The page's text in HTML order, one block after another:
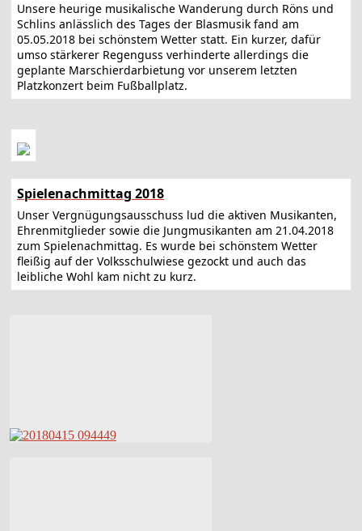
Unsere heurige musikalische Wanderung durch Röns und
Schlins anlässlich des Tages der Blasmusik fand am
05.05.2018 bei schönstem Wetter statt. Ein kurzer, dafür
umso stärkerer Regenguss verhinderte allerdings die
geplante Marschierdarbietung vor unserem letzten
Platzkonzert beim Fußballplatz.
Spielenachmittag 2018
Unser Vergnügungsausschuss lud die aktiven Musikanten,
Ehrenmitglieder sowie die Jungmusikanten am 21.04.2018
zum Spielenachmittag. Es wurde bei schönstem Wetter
fleißig auf der Volksschulwiese gezockt und auch das
leibliche Wohl kam nicht zu kurz.